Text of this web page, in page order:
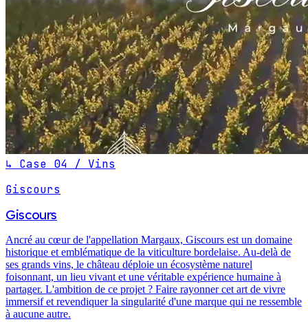
↳ Case 04 / Vins
Giscours
Giscours
Ancré au cœur de l'appellation Margaux, Giscours est un domaine
historique et emblématique de la viticulture bordelaise. Au-delà de
ses grands vins, le château déploie un écosystème naturel
foisonnant, un lieu vivant et une véritable expérience humaine à
partager. L'ambition de ce projet ? Faire rayonner cet art de vivre
immersif et revendiquer la singularité d'une marque qui ne ressemble
à aucune autre.